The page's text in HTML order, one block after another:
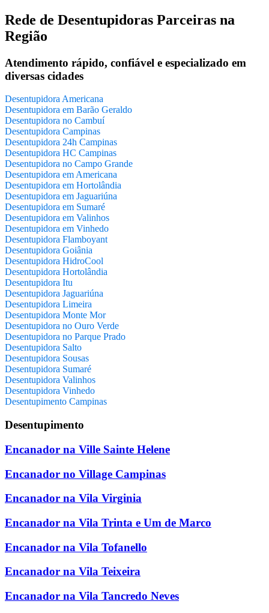
Rede de Desentupidoras Parceiras na
Região
Atendimento rápido, confiável e especializado em
diversas cidades
Desentupidora Americana
Desentupidora em Barão Geraldo
Desentupidora no Cambuí
Desentupidora Campinas
Desentupidora 24h Campinas
Desentupidora HC Campinas
Desentupidora no Campo Grande
Desentupidora em Americana
Desentupidora em Hortolândia
Desentupidora em Jaguariúna
Desentupidora em Sumaré
Desentupidora em Valinhos
Desentupidora em Vinhedo
Desentupidora Flamboyant
Desentupidora Goiânia
Desentupidora HidroCool
Desentupidora Hortolândia
Desentupidora Itu
Desentupidora Jaguariúna
Desentupidora Limeira
Desentupidora Monte Mor
Desentupidora no Ouro Verde
Desentupidora no Parque Prado
Desentupidora Salto
Desentupidora Sousas
Desentupidora Sumaré
Desentupidora Valinhos
Desentupidora Vinhedo
Desentupimento Campinas
Desentupimento
Encanador na Ville Sainte Helene
Encanador no Village Campinas
Encanador na Vila Virginia
Encanador na Vila Trinta e Um de Marco
Encanador na Vila Tofanello
Encanador na Vila Teixeira
Encanador na Vila Tancredo Neves